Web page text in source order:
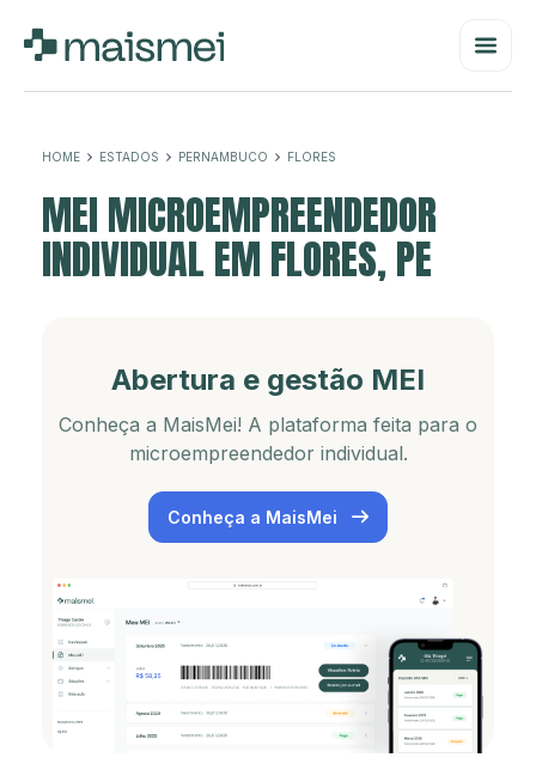
HOME ESTADOS PERNAMBUCO FLORES
MEI MICROEMPREENDEDOR
INDIVIDUAL EM FLORES, PE
Abertura e gestão MEI
Conheça a MaisMei! A plataforma feita para o
microempreendedor individual.
Conheça a MaisMei